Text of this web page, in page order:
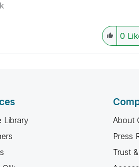
0
Library
About
Press
Trust